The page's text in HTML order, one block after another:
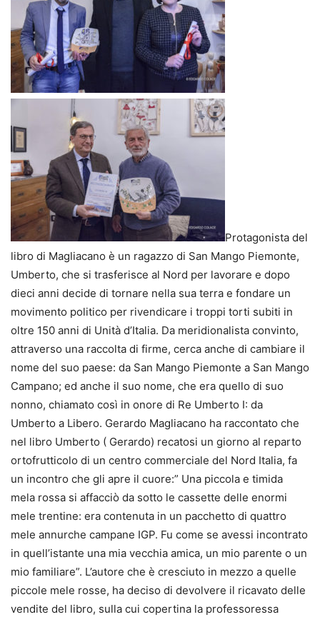
Protagonista del
libro di Magliacano è un ragazzo di San Mango Piemonte,
Umberto, che si trasferisce al Nord per lavorare e dopo
dieci anni decide di tornare nella sua terra e fondare un
movimento politico per rivendicare i troppi torti subiti in
oltre 150 anni di Unità d’Italia. Da meridionalista convinto,
attraverso una raccolta di firme, cerca anche di cambiare il
nome del suo paese: da San Mango Piemonte a San Mango
Campano; ed anche il suo nome, che era quello di suo
nonno, chiamato così in onore di Re Umberto I: da
Umberto a Libero. Gerardo Magliacano ha raccontato che
nel libro Umberto ( Gerardo) recatosi un giorno al reparto
ortofrutticolo di un centro commerciale del Nord Italia, fa
un incontro che gli apre il cuore:” Una piccola e timida
mela rossa si affacciò da sotto le cassette delle enormi
mele trentine: era contenuta in un pacchetto di quattro
mele annurche campane IGP. Fu come se avessi incontrato
in quell’istante una mia vecchia amica, un mio parente o un
mio familiare”. L’autore che è cresciuto in mezzo a quelle
piccole mele rosse, ha deciso di devolvere il ricavato delle
vendite del libro, sulla cui copertina la professoressa